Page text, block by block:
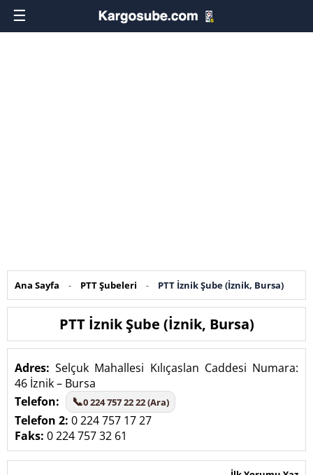
☰
Ana Sayfa - PTT Şubeleri - PTT İznik Şube (İznik, Bursa)
PTT İznik Şube (İznik, Bursa)
Adres: Selçuk Mahallesi Kılıçaslan Caddesi Numara:
46 İznik – Bursa
Telefon:
📞0 224 757 22 22 (Ara)
Telefon 2: 0 224 757 17 27
Faks: 0 224 757 32 61